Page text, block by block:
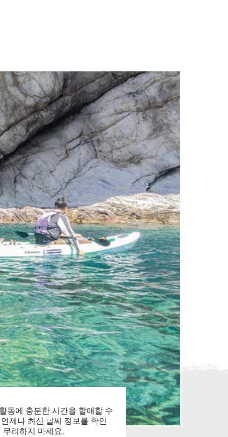
동에 충분한 시간을 할애할 수
제나 최신 날씨 정보를 확인
리하지 마세요.